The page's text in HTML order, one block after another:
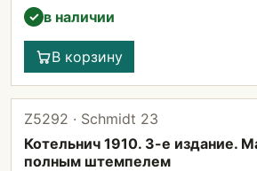
✓ в наличии
В корзину
Z5292 · Schmidt 23
Котельнич 1910. 3-е издание.
полным штемпелем